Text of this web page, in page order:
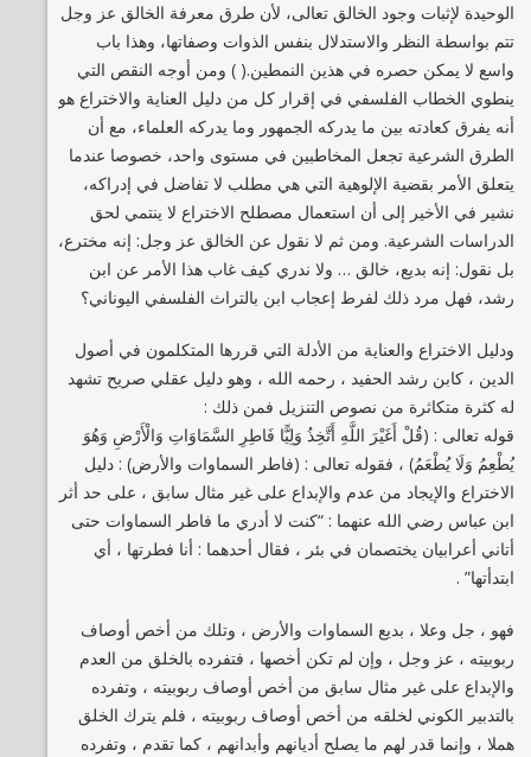
الوحيدة لإثبات وجود الخالق تعالى، لأن طرق معرفة الخالق عز وجل
تتم بواسطة النظر والاستدلال بنفس الذوات وصفاتها، وهذا باب
واسع لا يمكن حصره في هذين النمطين.( ) ومن أوجه النقص التي
ينطوي الخطاب الفلسفي في إقرار كل من دليل العناية والاختراع هو
أنه يفرق كعادته بين ما يدركه الجمهور وما يدركه العلماء، مع أن
الطرق الشرعية تجعل المخاطبين في مستوى واحد، خصوصا عندما
يتعلق الأمر بقضية الإلوهية التي هي مطلب لا تفاضل في إدراكه،
نشير في الأخير إلى أن استعمال مصطلح الاختراع لا ينتمي لحق
الدراسات الشرعية. ومن ثم لا نقول عن الخالق عز وجل: إنه مخترع،
بل نقول: إنه بديع، خالق … ولا ندري كيف غاب هذا الأمر عن ابن
رشد، فهل مرد ذلك لفرط إعجاب ابن بالتراث الفلسفي اليوناني؟
ودليل الاختراع والعناية من الأدلة التي قررها المتكلمون في أصول
الدين ، كابن رشد الحفيد ، رحمه الله ، وهو دليل عقلي صريح تشهد
له كثرة متكاثرة من نصوص التنزيل فمن ذلك :
قوله تعالى : (قُلْ أَغَيْرَ اللَّهِ أَتَّخِذُ وَلِيًّا فَاطِرِ السَّمَاوَاتِ وَالْأَرْضِ وَهُوَ
يُطْعِمُ وَلَا يُطْعَمُ) ، فقوله تعالى : (فاطر السماوات والأرض) : دليل
الاختراع والإيجاد من عدم والإبداع على غير مثال سابق ، على حد أثر
ابن عباس رضي الله عنهما : “كنت لا أدري ما فاطر السماوات حتى
أتاني أعرابيان يختصمان في بئر ، فقال أحدهما : أنا فطرتها ، أي
ابتدأتها” .
فهو ، جل وعلا ، بديع السماوات والأرض ، وتلك من أخص أوصاف
ربوبيته ، عز وجل ، وإن لم تكن أخصها ، فتفرده بالخلق من العدم
والإبداع على غير مثال سابق من أخص أوصاف ربوبيته ، وتفرده
بالتدبير الكوني لخلقه من أخص أوصاف ربوبيته ، فلم يترك الخلق
هملا ، وإنما قدر لهم ما يصلح أديانهم وأبدانهم ، كما تقدم ، وتفرده